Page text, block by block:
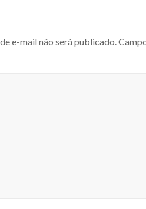
e-mail não será publicado.